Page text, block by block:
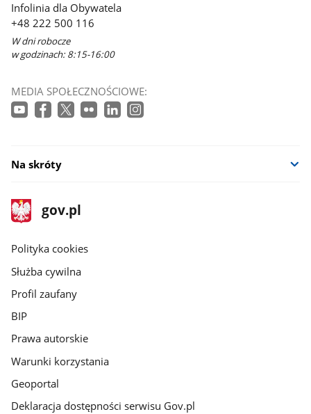
Infolinia dla Obywatela
+48 222 500 116
W dni robocze
w godzinach: 8:15-16:00
MEDIA SPOŁECZNOŚCIOWE:
Na skróty
stopka
gov.pl
Strona
gov.pl
gov.pl
Polityka cookies
Służba cywilna
Profil zaufany
BIP
Prawa autorskie
Warunki korzystania
Geoportal
Deklaracja dostępności serwisu Gov.pl